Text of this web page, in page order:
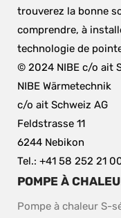
trouverez la bonne
comprendre, à
technologie de
© 2024 NIBE c/o ait
NIBE Wärmetechnik
c/o ait Schweiz AG
Feldstrasse 11
6244 Nebikon
Tel.: +41 58 252 21
POMPE À
Pompe à chaleur S-